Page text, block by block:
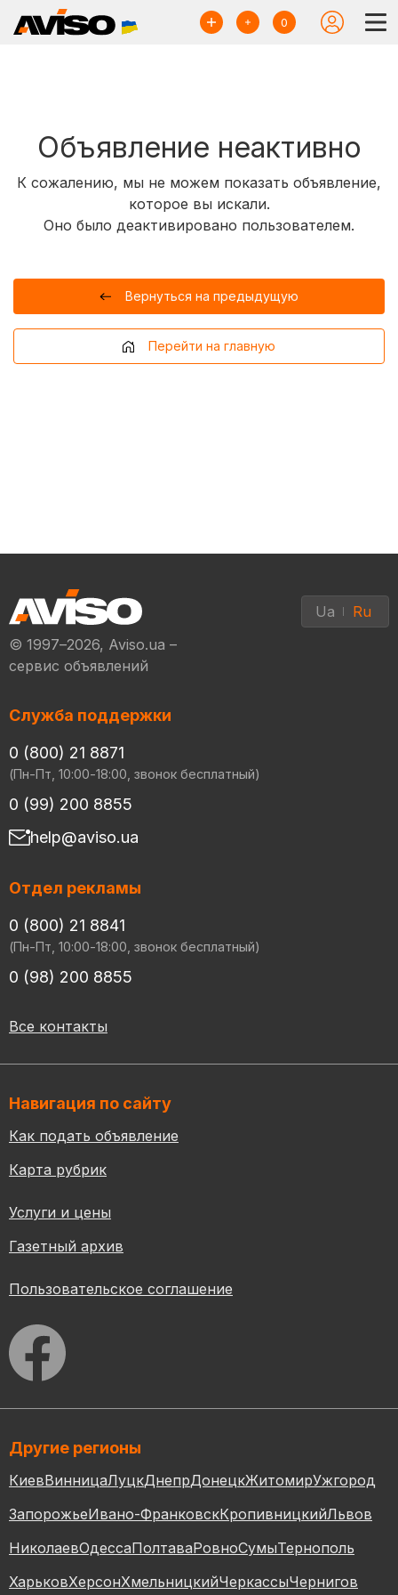
0
Объявление неактивно
К сожалению, мы не можем показать объявление,
которое вы искали.
Оно было деактивировано пользователем.
Вернуться на предыдущую
Перейти на главную
© 1997–2026, Aviso.ua –
сервис объявлений
Ua Ru
Служба поддержки
0 (800) 21 8871
(Пн-Пт, 10:00-18:00, звонок бесплатный)
0 (99) 200 8855
help@aviso.ua
Отдел рекламы
0 (800) 21 8841
(Пн-Пт, 10:00-18:00, звонок бесплатный)
0 (98) 200 8855
Все контакты
Навигация по сайту
Как подать объявление
Карта рубрик
Услуги и цены
Газетный архив
Пользовательское соглашение
Другие регионы
КиевВинницаЛуцкДнепрДонецкЖитомирУжгород
ЗапорожьеИвано-ФранковскКропивницкийЛьвов
НиколаевОдессаПолтаваРовноСумыТернополь
ХарьковХерсонХмельницкийЧеркассыЧернигов